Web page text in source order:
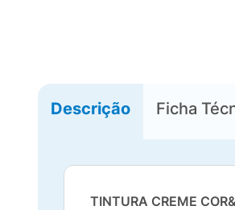
Descrição Ficha
TINTURA CREME